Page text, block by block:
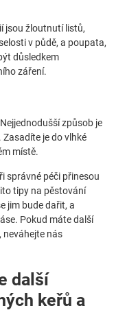
jsou žloutnutí listů,
v půdě, a poupata,
důsledkem
záření.
způsob je
Zasadíte je do vlhké
místě.
správné péči přinesou
tipy na pěstování
jim bude dařit, a
Pokud máte další
nás
další
keřů a